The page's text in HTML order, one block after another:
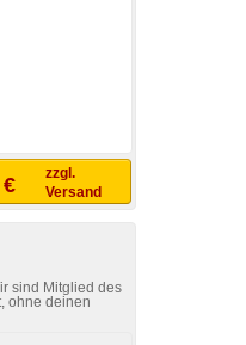
€
zzgl.
Versand
sind Mitglied des
ohne deinen